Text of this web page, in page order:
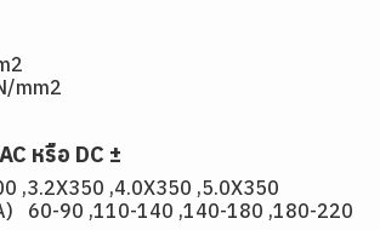
mm2
หรือ DC ±
,3.2X350 ,4.0X350 ,5.0X350
60-90 ,110-140 ,140-180 ,180-220